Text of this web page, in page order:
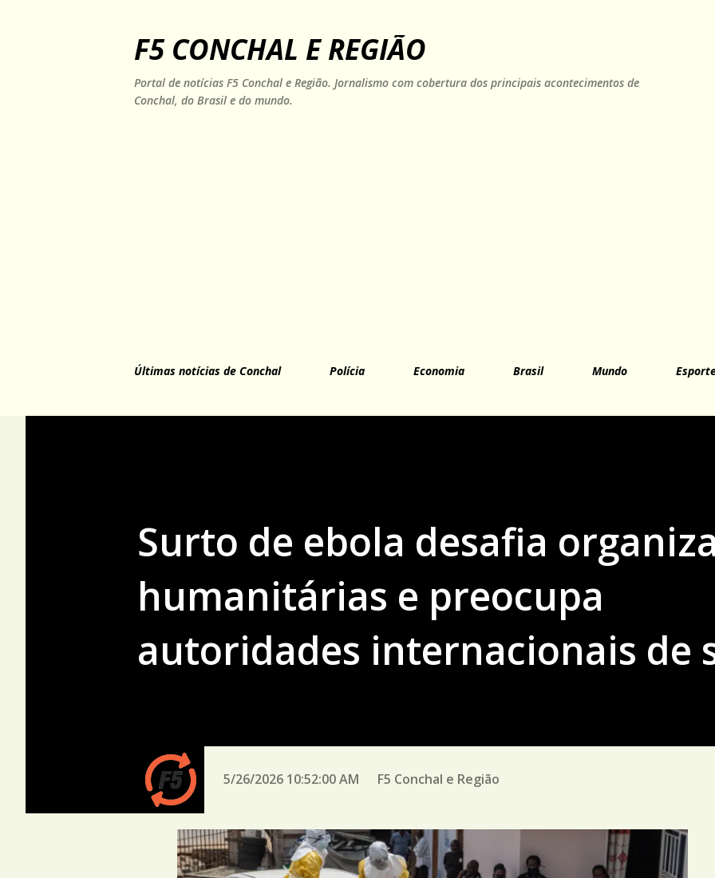
F5 CONCHAL E REGIÃO
Portal de notícias F5 Conchal e Região. Jornalismo com cobertura dos principais acontecimentos de
Conchal, do Brasil e do mundo.
Últimas notícias de Conchal Polícia Economia Brasil Mundo
Surto de ebola desafia
humanitárias e preocupa
autoridades internacionais de
5/26/2026 10:52:00 AM F5 Conchal e Região